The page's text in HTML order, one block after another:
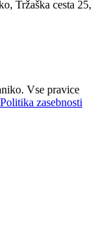
Tržaška cesta 25,
Vse pravice
Politika zasebnosti